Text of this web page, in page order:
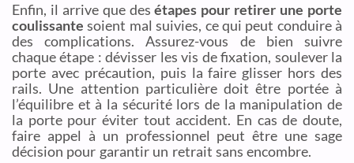
Enfin, il arrive que desétapes pour retirer une porte
coulissante soient mal suivies, ce qui peut conduire à
des complications. Assurez-vous de bien suivre
chaque étape : dévisser les vis de fixation, soulever la
porte avec précaution, puis la faire glisser hors des
rails. Une attention particulière doit être portée à
l’équilibre et à la sécurité lors de la manipulation de
la porte pour éviter tout accident. En cas de doute,
faire appel à un professionnel peut être une sage
décision pour garantir un retrait sans encombre.